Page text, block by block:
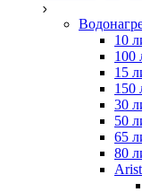
10
100
15
150
30
50
65
80